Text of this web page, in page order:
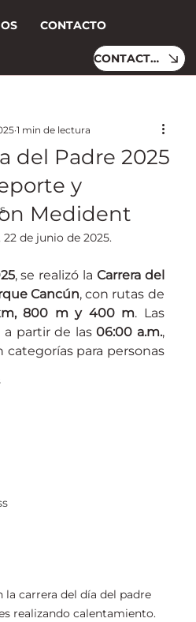
CONTACTO
CONTACTO
del Padre 2025
y
Medident
1 min de lectura
de junio de 2025.
, se realizó la Carrera del
Cancún
800 m y 400 m. Las
a partir de las 06:00 a.m.,
para personas
la carrera del día del padre
realizando calentamiento.